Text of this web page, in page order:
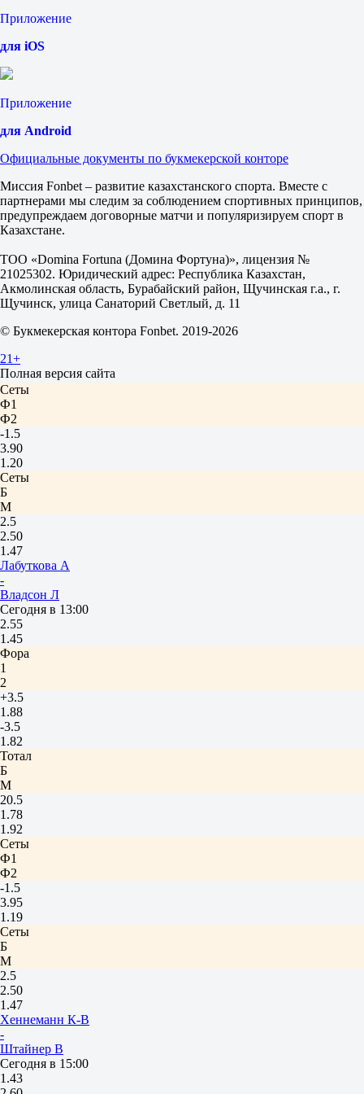
2.5
1.40
Лейпциг
1
2
Бурильо И
-
Ковачкова А
Сегодня в 13:00
2.45
1.48
Фора
1
2
1.85
-3.5
1.85
Тотал
М
1.80
1.90
Сеты
Ф1
Ф2
-1.5
3.90
1.20
Сеты
Б
М
2.5
2.50
1.47
Лабуткова А
-
Владсон Л
Сегодня в 13:00
2.55
1.45
Фора
1
2
+3.5
1.88
-3.5
1.82
Тотал
Б
М
20.5
1.78
1.92
Сеты
Ф1
Ф2
-1.5
3.95
1.19
Сеты
Б
М
2.5
2.50
1.47
Хеннеманн К-В
-
Штайнер В
Сегодня в 15:00
1.43
Приложение
для iOS
Приложение
для Android
Официальные документы по букмекерской конторе
Миссия Fonbet – развитие казахстанского спорта. Вместе с
партнерами мы следим за соблюдением спортивных принципов,
предупреждаем договорные матчи и популяризируем спорт в
Казахстане.
ТОО «Domina Fortuna (Домина Фортуна)», лицензия №
21025302. Юридический адрес: Республика Казахстан,
Акмолинская область, Бурабайский район, Щучинская г.а., г.
Щучинск, улица Санаторий Светлый, д. 11
© Букмекерская контора Fonbet. 2019-2026
21+
Полная версия сайта